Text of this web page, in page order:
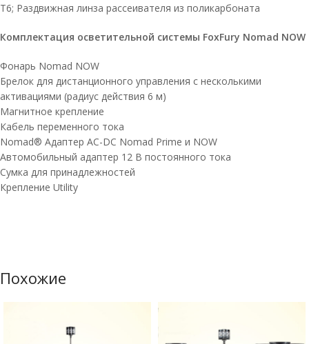
T6; Раздвижная линза рассеивателя из поликарбоната
Комплектация осветительной системы FoxFury Nomad NOW
Фонарь Nomad NOW
Брелок для дистанционного управления с несколькими
активациями (радиус действия 6 м)
Магнитное крепление
Кабель переменного тока
Nomad® Адаптер AC-DC Nomad Prime и NOW
Автомобильный адаптер 12 В постоянного тока
Сумка для принадлежностей
Крепление Utility
Похожие